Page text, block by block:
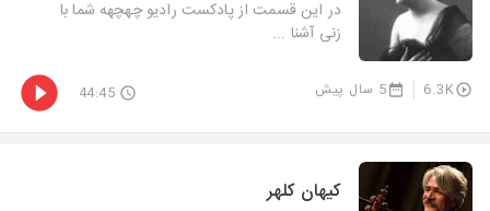
در این قسمت از پادکست رادیو چهچهه شما با
زنی آشنا ...
6.3K 5 سال پیش 44:45
کیهان کلهر